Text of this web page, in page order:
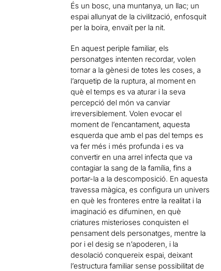
És un bosc, una muntanya, un llac; un
espai allunyat de la civilització, enfosquit
per la boira, envaït per la nit.
En aquest periple familiar, els
personatges intenten recordar, volen
tornar a la gènesi de totes les coses, a
l’arquetip de la ruptura, al moment en
què el temps es va aturar i la seva
percepció del món va canviar
irreversiblement. Volen evocar el
moment de l’encantament, aquesta
esquerda que amb el pas del temps es
va fer més i més profunda i es va
convertir en una arrel infecta que va
contagiar la sang de la família, fins a
portar-la a la descomposició. En aquesta
travessa màgica, es configura un univers
en què les fronteres entre la realitat i la
imaginació es difuminen, en què
criatures misterioses conquisten el
pensament dels personatges, mentre la
por i el desig se n’apoderen, i la
desolació conquereix espai, deixant
l’estructura familiar sense possibilitat de